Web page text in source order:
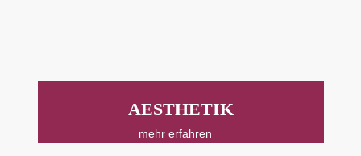
AESTHETIK
mehr erfahren